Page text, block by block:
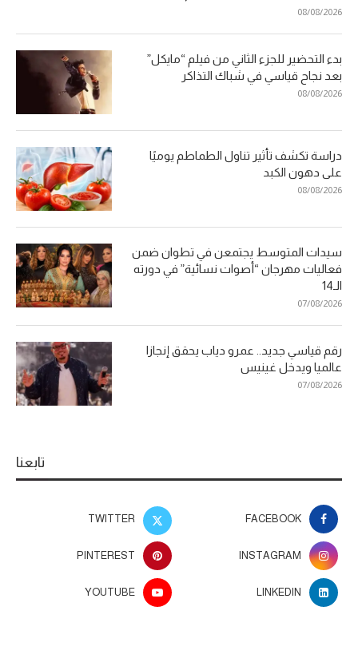
08/08/2026
بدء التحضير للجزء الثاني من فيلم “مايكل”
بعد نجاح قياسي في شباك التذاكر
08/08/2026
دراسة تكشف تأثير تناول الطماطم يوميًا
على دهون الكبد
08/08/2026
سيدات المتوسط يجتمعن في تطوان ضمن
فعاليات مهرجان “أصوات نسائية” في دورته
الـ14
07/08/2026
رقم قياسي جديد.. عمرو دياب يحقق إنجازا
عالميا ويدخل غينيس
07/08/2026
تابعنا
FACEBOOK
TWITTER
INSTAGRAM
PINTEREST
LINKEDIN
YOUTUBE